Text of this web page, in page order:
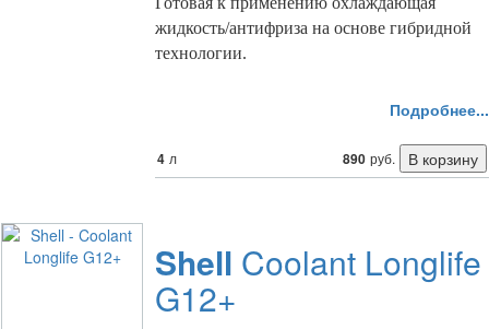
жидкость/антифриза на основе гибридной
технологии.
Подробнее...
4 л 890 руб.
Shell Coolant Longlife
G12+